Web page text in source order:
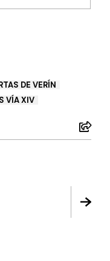
DE VERÍN
VÍA XIV